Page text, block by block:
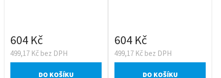
499,17 Kč bez DPH
604 Kč
DO KOŠÍKU
499,17 Kč bez DPH
604 Kč
DO KOŠÍKU